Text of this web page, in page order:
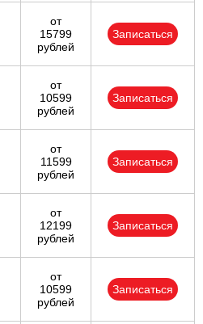
от
15799
рублей
Записаться
от
10599
рублей
Записаться
от
11599
рублей
Записаться
от
12199
рублей
Записаться
от
10599
рублей
Записаться